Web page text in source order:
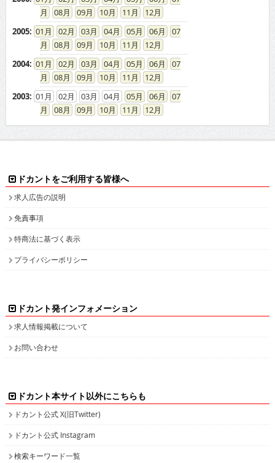
ドカントをご利用する皆様へ
求人広告の説明
免責事項
特商法に基づく表示
求人情報掲載について
ドカント本サイト以外にこちらも
検索キーワード一覧
求人情報の他、特集やインタビュー、グラビアなど仕事を探しながら様々な情
報も・・・。
ドカントでは、エリア別・業種別に高収入バイト情報を幅広く掲載しております。
日払いや即決求人、また社員登用ありなど、働き方・目的に合わせて高収入バイトを検索してい